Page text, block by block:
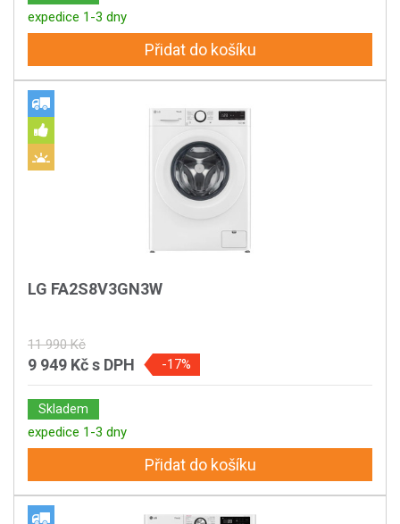
expedice 1-3 dny
Přidat do košíku
LG FA2S8V3GN3W
11 990 Kč
9 949 Kčs DPH -17%
Skladem
expedice 1-3 dny
Přidat do košíku